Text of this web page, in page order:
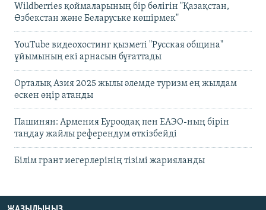
Wildberries қоймаларының бір бөлігін "Қазақстан,
Өзбекстан және Беларуське көшірмек"
YouTube видеохостинг қызметі "Русская община"
ұйымының екі арнасын бұғаттады
Орталық Азия 2025 жылы әлемде туризм ең жылдам
өскен өңір атанды
Пашинян: Армения Еуроодақ пен ЕАЭО-ның бірін
таңдау жайлы референдум өткізбейді
Білім грант иегерлерінің тізімі жарияланды